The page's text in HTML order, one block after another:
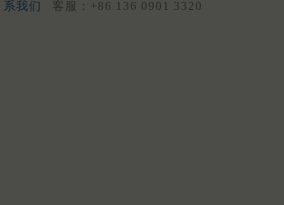
系我们
客服：+86 136 0901 3320